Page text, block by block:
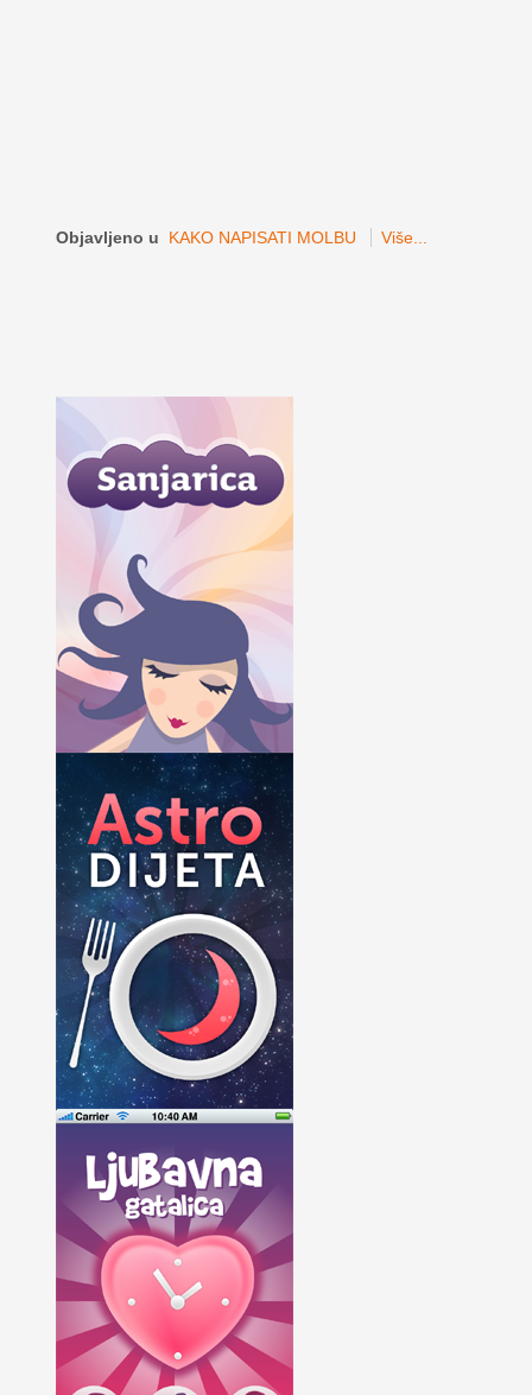
Objavljeno u KAKO NAPISATI MOLBU Više...